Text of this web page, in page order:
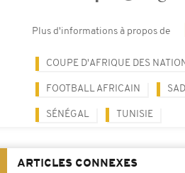
Plus d'informations à propos de
COUPE D'AFRIQUE DES
FOOTBALL AFRICAIN
SÉNÉGAL TUNISIE
ARTICLES CONNEXES